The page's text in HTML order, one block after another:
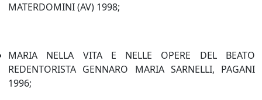
MATERDOMINI (AV) 1998;
MARIA NELLA VITA E NELLE OPERE DEL BEATO
REDENTORISTA GENNARO MARIA SARNELLI, PAGANI
1996;